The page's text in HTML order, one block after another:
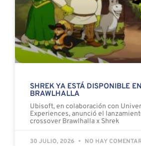
SHREK YA ESTÁ DISPONIBLE EN
BRAWLHALLA
Ubisoft, en colaboración con
Experiences, anunció el
crossover Brawlhalla x Shrek
30 JULIO, 2026 NO HAY